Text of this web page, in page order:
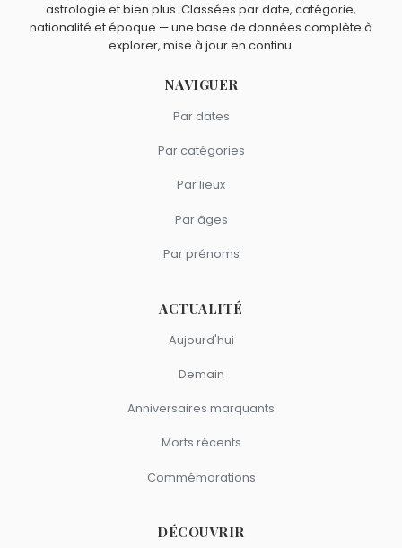
astrologie et bien plus. Classées par date, catégorie,
nationalité et époque — une base de données complète à
explorer, mise à jour en continu.
NAVIGUER
Par dates
Par catégories
Par lieux
Par âges
Par prénoms
ACTUALITÉ
Aujourd'hui
Demain
Anniversaires marquants
Morts récents
Commémorations
DÉCOUVRIR